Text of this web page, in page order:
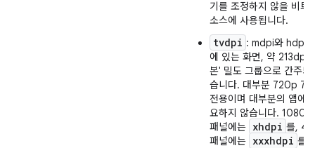
기를 조정하지 않을 비트
소스에 사용됩니다.
tvdpi : mdpi와 hdpi
에 있는 화면, 약 213dpi.
본' 밀도 그룹으로 간주되
습니다. 대부분 720p 7
전용이며 대부분의 앱에
요하지 않습니다. 1080p
패널에는 xhdpi 를,
패널에는 xxxhdpi 를